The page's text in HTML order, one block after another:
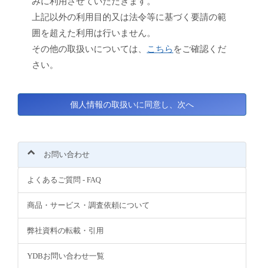
上記以外の利用目的又は法令等に基づく要請の範
囲を超えた利用は行いません。
その他の取扱いについては、
こちら をご確認くだ
さい。
お問い合わせ
よくあるご質問 - FAQ
商品・サービス・調査依頼について
弊社資料の転載・引用
YDBお問い合わせ一覧